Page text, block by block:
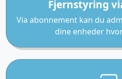
Fjernstyring
Via abonnement kan du
dine enheder